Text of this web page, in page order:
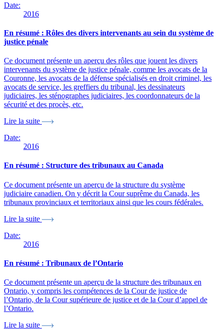
Date:
2016
En résumé : Rôles des divers intervenants au sein du système de
justice pénale
Ce document présente un aperçu des rôles que jouent les divers
intervenants du système de justice pénale, comme les avocats de la
Couronne, les avocats de la défense spécialisés en droit criminel, les
avocats de service, les greffiers du tribunal, les dessinateurs
judiciaires, les sténographes judiciaires, les coordonnateurs de la
sécurité et des procès, etc.
Lire la suite
Date:
2016
En résumé : Structure des tribunaux au Canada
Ce document présente un aperçu de la structure du système
judiciaire canadien. On y décrit la Cour suprême du Canada, les
tribunaux provinciaux et territoriaux ainsi que les cours fédérales.
Lire la suite
Date:
2016
En résumé : Tribunaux de l’Ontario
Ce document présente un aperçu de la structure des tribunaux en
Ontario, y compris les compétences de la Cour de justice de
l’Ontario, de la Cour supérieure de justice et de la Cour d’appel de
l’Ontario.
Lire la suite